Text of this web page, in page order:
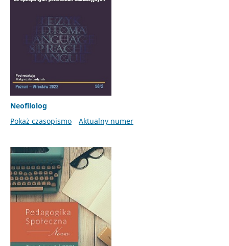
Neofilolog
Pokaż czasopismo
Aktualny numer